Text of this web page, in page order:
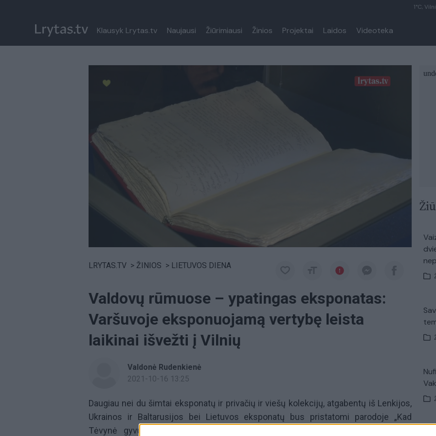
1°C,
Klausyk Lrytas.tv Naujausi Žiūrimiausi Žinios Projektai Laidos Videoteka
LRYTAS.TV > ŽINIOS > LIETUVOS DIENA
Valdovų rūmuose – ypatingas eksponatas:
Varšuvoje eksponuojamą vertybę leista
laikinai išvežti į Vilnių
Valdonė Rudenkienė
2021-10-16 13:25
Daugiau nei du šimtai eksponatų ir privačių ir viešų kolekcijų, atgabentų iš Lenkijos,
Ukrainos ir Baltarusijos bei Lietuvos eksponatų bus pristatomi parodoje „Kad
Tėvynė gyvuotų. Lietuva ir Lenkija 1971 m. konstitucijos epochoje“. Tačiau